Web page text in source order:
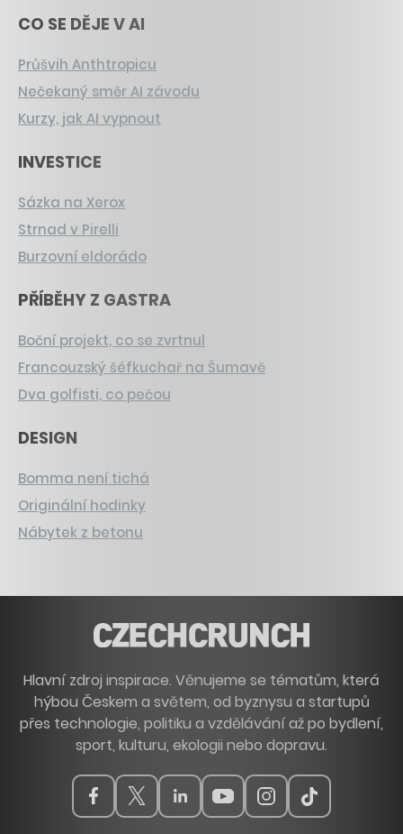
CO SE DĚJE V AI
Průšvih Anthtropicu
Nečekaný směr AI závodu
Kurzy, jak AI vypnout
INVESTICE
Sázka na Xerox
Strnad v Pirelli
Burzovní eldorádo
PŘÍBĚHY Z GASTRA
Boční projekt, co se zvrtnul
Francouzský šéfkuchař na Šumavě
Dva golfisti, co pečou
DESIGN
Bomma není tichá
Originální hodinky
Nábytek z betonu
Hlavní zdroj inspirace. Věnujeme se tématům, která
hýbou Českem a světem, od byznysu a startupů
přes technologie, politiku a vzdělávání až po bydlení,
sport, kulturu, ekologii nebo dopravu.